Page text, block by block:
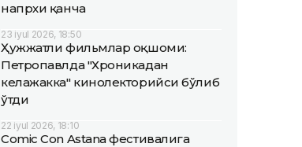
напрхи қанча
23 iyul 2026, 18:50
Ҳужжатли фильмлар оқшоми:
Петропавлда "Хроникадан
келажакка" кинолекторийси бўлиб
ўтди
22 iyul 2026, 18:10
Comic Con Astana фестивалига